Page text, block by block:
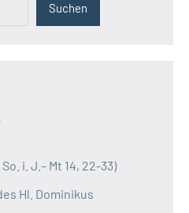
Suchen
i. J.– Mt 14, 22-33)
Hl. Dominikus